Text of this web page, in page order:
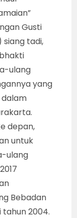
Gusti
siang tadi,
ulang
yang
depan,
untuk
ulang
Bebadan
2004.